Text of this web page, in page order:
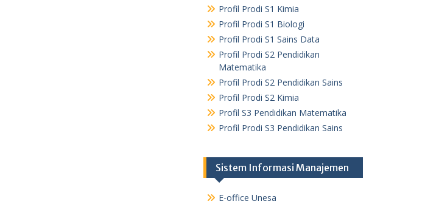
Profil Prodi S1 Kimia
Profil Prodi S1 Biologi
Profil Prodi S1 Sains Data
Profil Prodi S2 Pendidikan
Matematika
Profil Prodi S2 Pendidikan Sains
Profil Prodi S2 Kimia
Profil S3 Pendidikan Matematika
Profil Prodi S3 Pendidikan Sains
Sistem Informasi Manajemen
E-office Unesa